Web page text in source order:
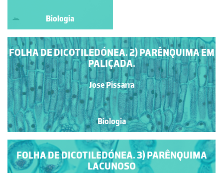
PRINCIPAL
Biologia
Biologia
FOLHA DE DICOTILEDÓNEA. 2) PARÊNQUIMA EM
PALIÇADA.
Jose Pissarra
Biologia
FOLHA DE DICOTILEDÓNEA. 3) PARÊNQUIMA
LACUNOSO